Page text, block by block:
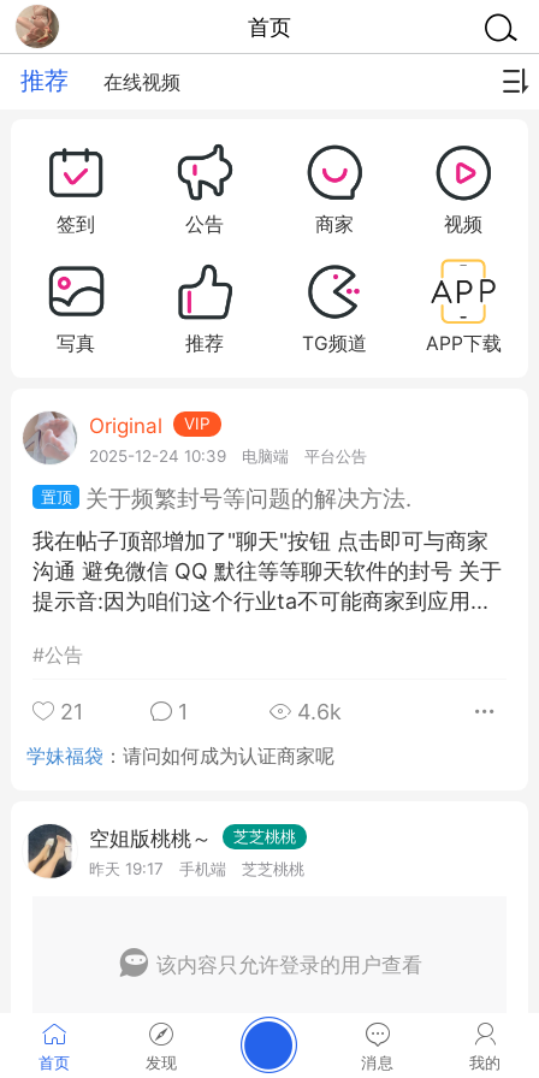
首页 发现 消息 我的
首页
推荐 在线视频
签到 公告 商家 视频
写真 推荐 TG频道 APP下载
Original
VIP
2025-12-24 10:39
电脑端 平台公告
关于频繁封号等问题的解决方法.
我在帖子顶部增加了"聊天"按钮 点击即可与商家
沟通 避免微信 QQ 默往等等聊天软件的封号 关于
提示音:因为咱们这个行业ta不可能商家到应用...
#公告
21 1 4.6k
学妹福袋 ：请问如何成为认证商家呢
空姐版桃桃～
芝芝桃桃
昨天 19:17
手机端 芝芝桃桃
该内容只允许登录的用户查看